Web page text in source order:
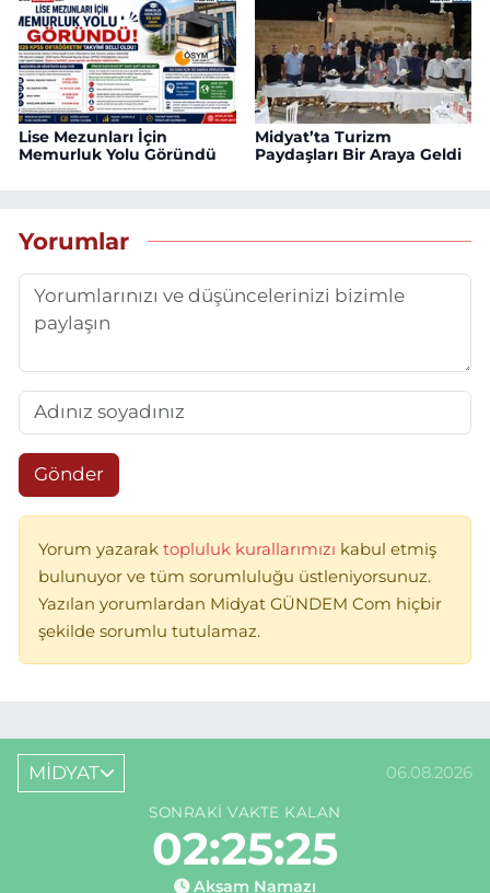
Lise Mezunları İçin
Memurluk Yolu Göründü
Midyat’ta Turizm
Paydaşları Bir Araya Geldi
Yorumlar
Gönder
Yorum yazarak topluluk kurallarımızı kabul etmiş
bulunuyor ve tüm sorumluluğu üstleniyorsunuz.
Yazılan yorumlardan Midyat GÜNDEM Com hiçbir
şekilde sorumlu tutulamaz.
MİDYAT 06.08.2026
SONRAKI VAKTE KALAN
02:25:25
Akşam Namazı